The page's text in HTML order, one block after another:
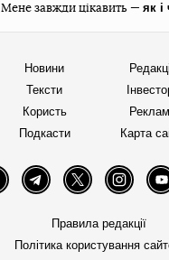
Мене завжди цікавить — як і
Новини
Тексти
Користь
Подкасти
Карта
FacebookTelegramTwitter
Правила редакції
Політика користування